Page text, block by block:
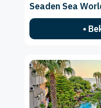
Seaden Sea
•